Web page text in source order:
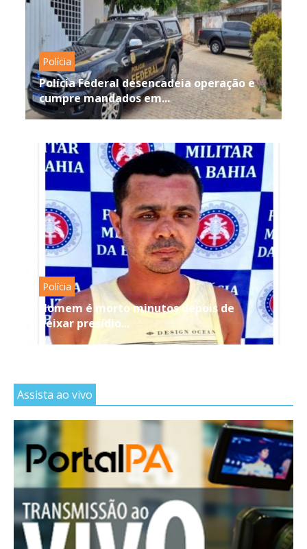
Polícia
Polícia Federal desencadeia operação e
cumpre mandados em...
Polícia
Homem é morto minutos depois de
deixar presídio...
Assista ao vivo